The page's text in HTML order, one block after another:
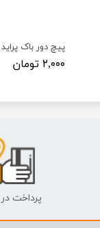
پیچ دور باک پراید
۲,۰۰۰ تومان
پرداخت